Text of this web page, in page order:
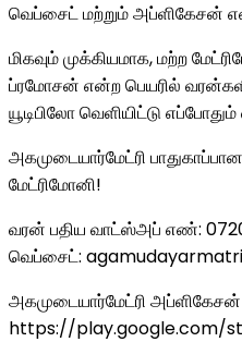
வெப்சைட் மற்றும் அப்ளிகேசன்
மிகவும் முக்கியமாக, மற்ற
ப்ரமோசன் என்ற பெயரில்
யூடிபிலோ வெளியிட்டு
அகமுடையார்மேட்ரி
மேட்ரிமோனி!
வரன் பதிய வாட்ஸ்அப் எண்:
வெப்சைட்:
அகமுடையார்மேட்ரி
https://play.google.com/